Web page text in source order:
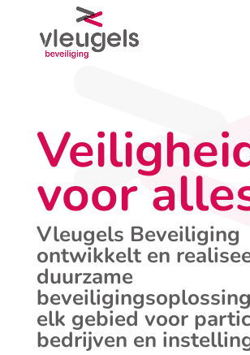
voor
Vleugels Beveiliging
ontwikkelt en
duurzame
elk gebied voor
bedrijven en